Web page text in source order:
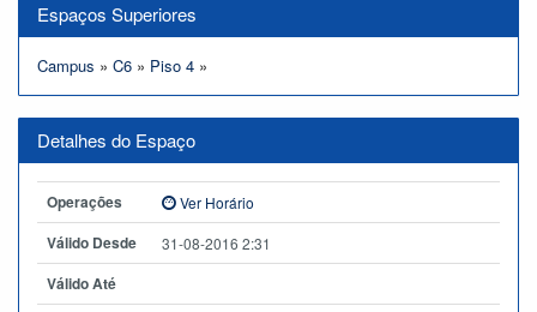
Espaços Superiores
Campus » C6 » Piso 4 »
Detalhes do Espaço
Operações Ver Horário
Válido Desde 31-08-2016 2:31
Válido Até